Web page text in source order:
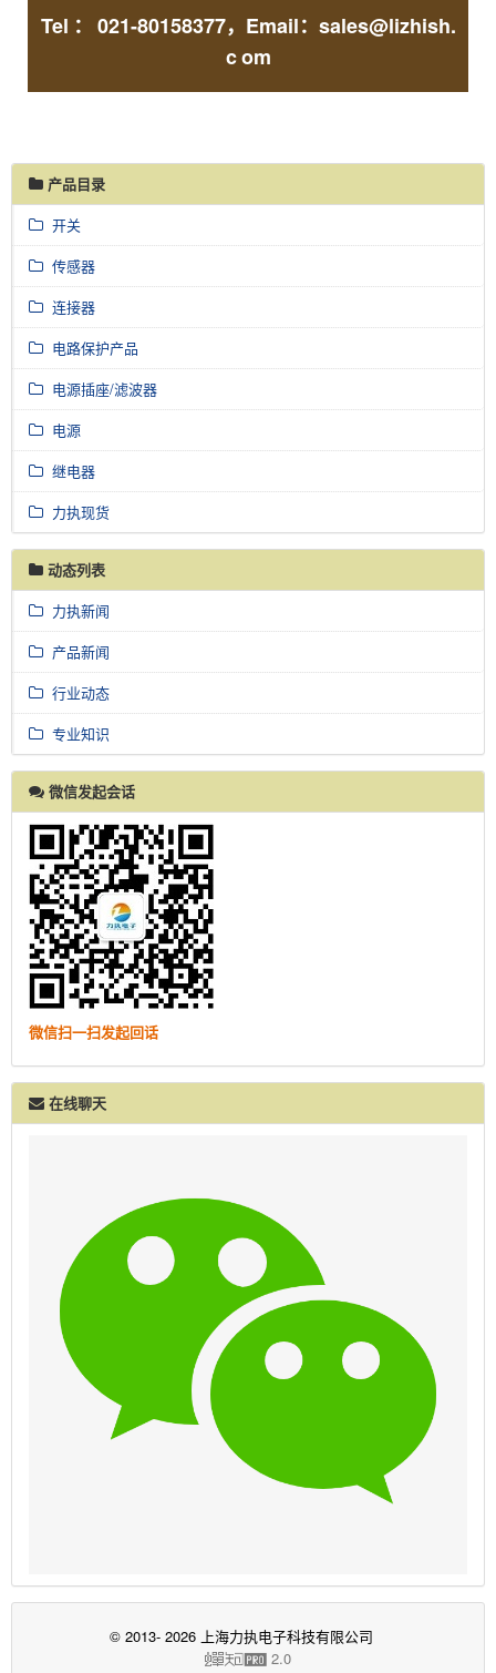
Tel ： 021-80158377，Email：sales@lizhish.
com
产品目录
开关
传感器
连接器
电路保护产品
电源插座/滤波器
电源
继电器
力执现货
动态列表
力执新闻
产品新闻
行业动态
专业知识
微信发起会话
微信扫一扫发起回话
在线聊天
© 2013- 2026 上海力执电子科技有限公司
2.0